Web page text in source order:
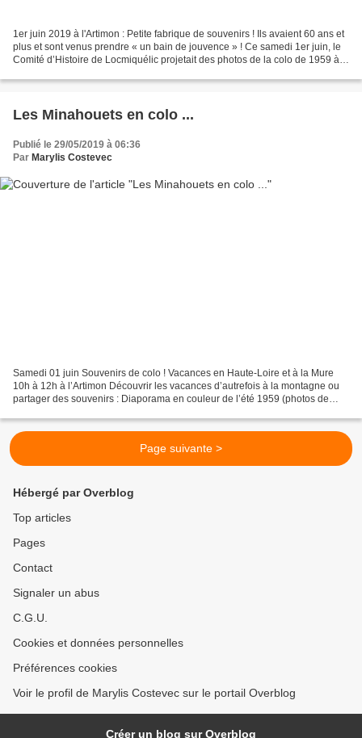
1er juin 2019 à l'Artimon : Petite fabrique de souvenirs ! Ils avaient 60 ans et
plus et sont venus prendre « un bain de jouvence » ! Ce samedi 1er juin, le
Comité d’Histoire de Locmiquélic projetait des photos de la colo de 1959 à
Les Minahouets en colo ...
Publié le 29/05/2019 à 06:36
Par Marylis Costevec
Samedi 01 juin Souvenirs de colo ! Vacances en Haute-Loire et à la Mure
10h à 12h à l’Artimon Découvrir les vacances d’autrefois à la montagne ou
partager des souvenirs : Diaporama en couleur de l’été 1959 (photos de
Page suivante >
Hébergé par Overblog
Top articles
Pages
Contact
Signaler un abus
C.G.U.
Cookies et données personnelles
Préférences cookies
Voir le profil de Marylis Costevec sur le portail Overblog
Créer un blog sur Overblog